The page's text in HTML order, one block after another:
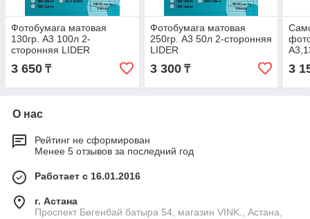
Фотобумага матовая
130гр. A3 100л 2-
сторонняя LIDER
3 650 ₸
Фотобумага матовая
250гр. A3 50л 2-сторонняя
LIDER
3 300₸ 3
О нас
Рейтинг не сформирован
Менее 5 отзывов за последний год
Работает с 16.01.2016
г. Астана
Проспект Бөгенбай батыра 54, магазин VINK., Астана,